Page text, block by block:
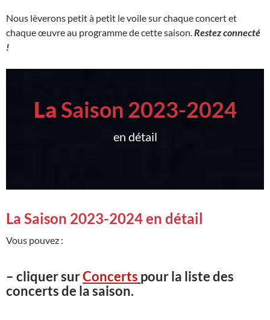
Nous lèverons petit à petit le voile sur chaque concert et
chaque œuvre au programme de cette saison.Restez connecté
!
La Saison 2023-2024
en détail
La Saison 2023-2024 en détail
Vous pouvez :
– cliquer surConcerts pour la liste des
concerts de la saison.